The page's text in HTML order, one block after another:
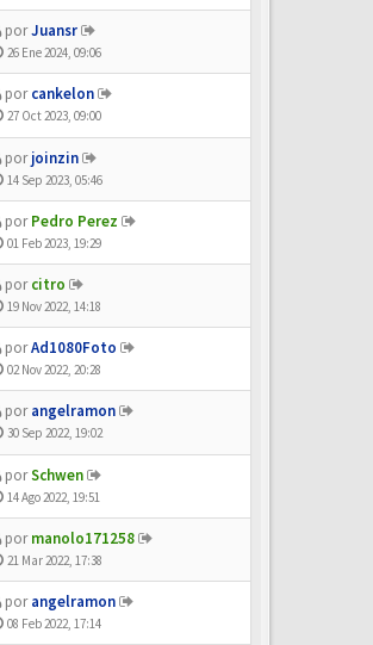
porJuansr
26 Ene 2024, 09:06
porcankelon
27 Oct 2023, 09:00
porjoinzin
14 Sep 2023, 05:46
porPedro Perez
01 Feb 2023, 19:29
porcitro
19 Nov 2022, 14:18
porAd1080Foto
02 Nov 2022, 20:28
porangelramon
30 Sep 2022, 19:02
porSchwen
14 Ago 2022, 19:51
pormanolo171258
21 Mar 2022, 17:38
porangelramon
08 Feb 2022, 17:14